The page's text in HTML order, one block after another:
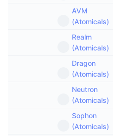
AVM
(Atomicals)
Realm
(Atomicals)
Dragon
(Atomicals)
Neutron
(Atomicals)
Sophon
(Atomicals)